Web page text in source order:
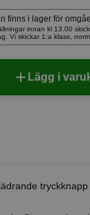
finns i lager för
innan kl 13.00
Vi skickar 1:a klass,
Lägg i